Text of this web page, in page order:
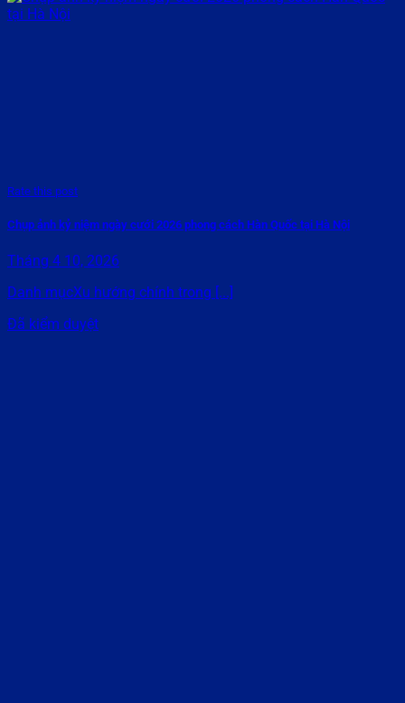
Rate this post
Chụp ảnh kỷ niệm ngày cưới 2026 phong cách Hàn Quốc tại Hà Nội
Tháng 4 10, 2026
Danh mụcXu hướng chính trong [...]
Đã kiểm duyệt